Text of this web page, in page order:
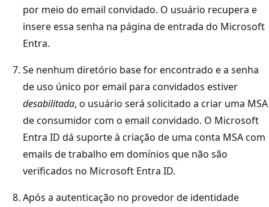
por meio do email convidado. O usuário recupera e
insere essa senha na página de entrada do Microsoft
Entra.
Se nenhum diretório base for encontrado e a senha
de uso único por email para convidados estiver
desabilitada, o usuário será solicitado a criar uma MSA
de consumidor com o email convidado. O Microsoft
Entra ID dá suporte à criação de uma conta MSA com
emails de trabalho em domínios que não são
verificados no Microsoft Entra ID.
Após a autenticação no provedor de identidade